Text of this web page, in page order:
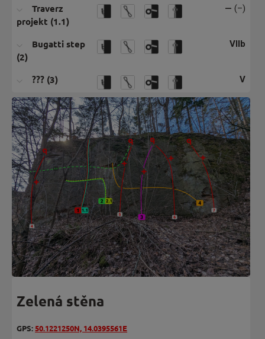
Traverz
projekt (1.1)
— (–)
Bugatti step
(2)
VIIb
??? (3) V
Zelená stěna
GPS:50.1221250N, 14.0395561E